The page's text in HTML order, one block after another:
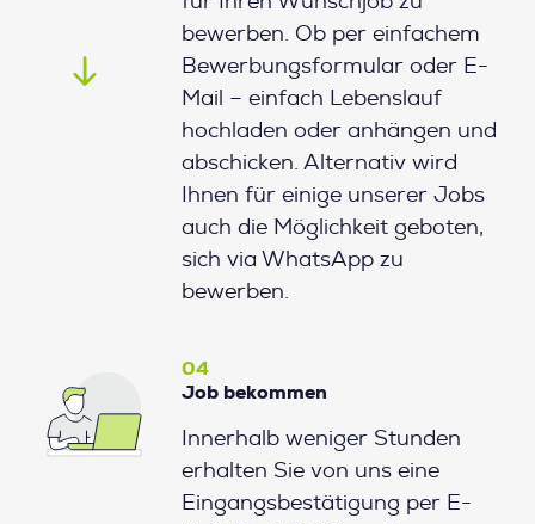
bewerben. Ob per einfachem
Bewerbungsformular oder E-
Mail – einfach Lebenslauf
hochladen oder anhängen und
abschicken. Alternativ wird
Ihnen für einige unserer Jobs
auch die Möglichkeit geboten,
sich via WhatsApp zu
bewerben.
04
Job bekommen
Innerhalb weniger Stunden
erhalten Sie von uns eine
Eingangsbestätigung per E-